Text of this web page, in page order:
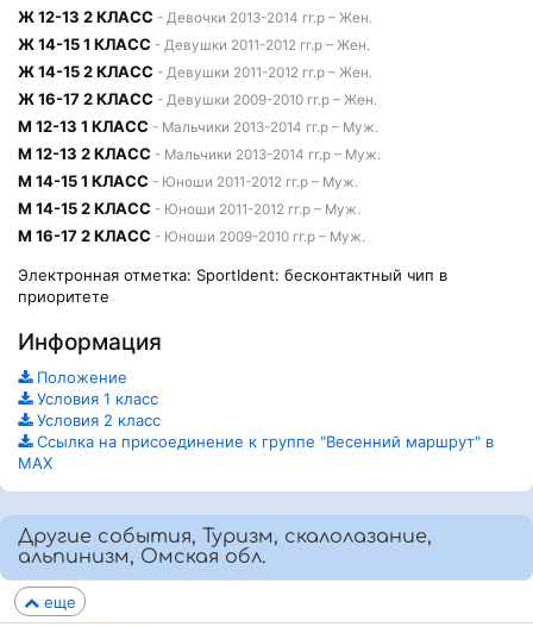
Ж 12-13 2 КЛАСС - Девочки 2013-2014 гг.р – Жен.
Ж 14-15 1 КЛАСС - Девушки 2011-2012 гг.р – Жен.
Ж 14-15 2 КЛАСС - Девушки 2011-2012 гг.р – Жен.
Ж 16-17 2 КЛАСС - Девушки 2009-2010 гг.р – Жен.
М 12-13 1 КЛАСС - Мальчики 2013-2014 гг.р – Муж.
М 12-13 2 КЛАСС - Мальчики 2013-2014 гг.р – Муж.
М 14-15 1 КЛАСС - Юноши 2011-2012 гг.р – Муж.
М 14-15 2 КЛАСС - Юноши 2011-2012 гг.р – Муж.
М 16-17 2 КЛАСС - Юноши 2009-2010 гг.р – Муж.
Электронная отметка: SportIdent: бесконтактный чип в
приоритете
Информация
Положение
Условия 1 класс
Условия 2 класс
Ссылка на присоединение к группе "Весенний маршрут" в
МАХ
Другие события, Туризм, скалолазание,
альпинизм, Омская обл.
еще